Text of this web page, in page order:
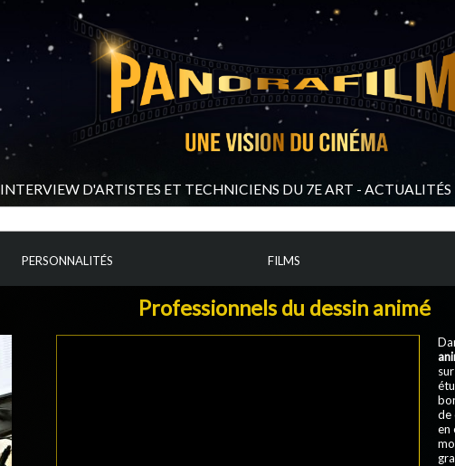
INTERVIEW D'ARTISTES ET TECHNICIENS DU 7E ART - ACTUALITÉS
PERSONNALITÉS FILMS
Professionnels du dessin animé
de
en